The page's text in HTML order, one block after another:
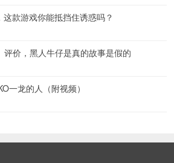
款游戏你能抵挡住诱惑吗？
评价，黑人牛仔是真的故事是假的
一龙的人（附视频）